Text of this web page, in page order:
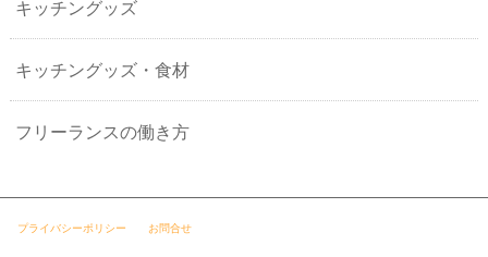
キッチングッズ
キッチングッズ・食材
フリーランスの働き方
プライバシーポリシー お問合せ